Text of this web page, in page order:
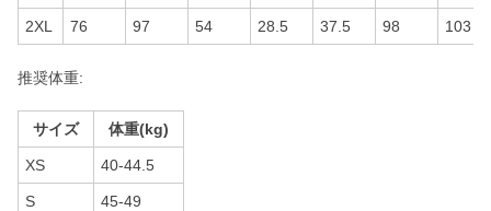
2XL 76 97 54 28.5 37.5 98 103
推奨体重:
サイズ 体重(kg)
XS 40-44.5
S 45-49